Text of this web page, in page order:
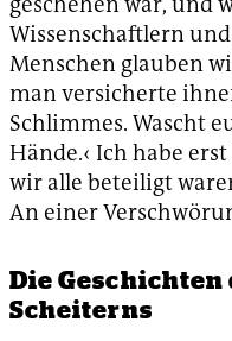
Wissenschaftlern
Menschen glauben
man versicherte
Schlimmes. Wascht
Hände.‹ Ich habe
wir alle beteiligt
An einer
Die
Scheiterns